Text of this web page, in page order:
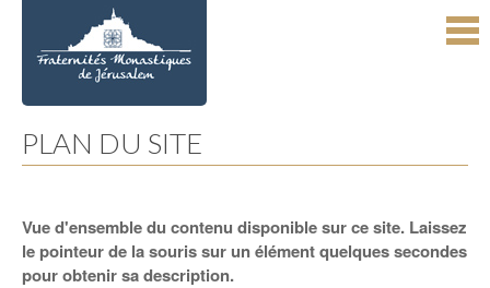
PLAN DU SITE
Vue d'ensemble du contenu disponible sur ce site. Laissez
le pointeur de la souris sur un élément quelques secondes
pour obtenir sa description.